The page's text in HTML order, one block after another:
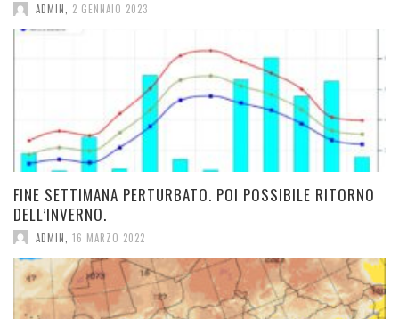
ADMIN 2 GENNAIO 2023
FINE SETTIMANA PERTURBATO. POI POSSIBILE RITORNO
DELL’INVERNO.
ADMIN 16 MARZO 2022